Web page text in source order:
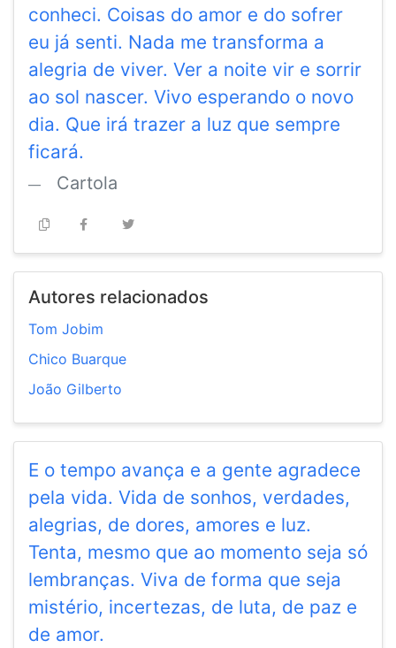
conheci. Coisas do amor e do sofrer
eu já senti. Nada me transforma a
alegria de viver. Ver a noite vir e sorrir
ao sol nascer. Vivo esperando o novo
dia. Que irá trazer a luz que sempre
ficará.
Cartola
Autores relacionados
Tom Jobim
Chico Buarque
João Gilberto
E o tempo avança e a gente agradece
pela vida. Vida de sonhos, verdades,
alegrias, de dores, amores e luz.
Tenta, mesmo que ao momento seja só
lembranças. Viva de forma que seja
mistério, incertezas, de luta, de paz e
de amor.